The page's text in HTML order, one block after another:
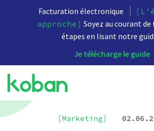
Facturation électronique
approche] Soyez au courant
étapes en lisant notre
Je télécharge le guide
[Marketing]